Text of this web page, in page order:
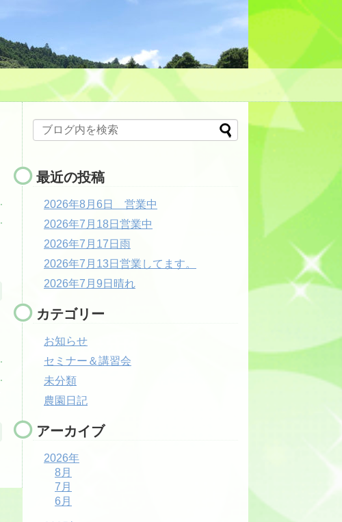
最近の投稿
2026年8月6日 営業中
2026年7月18日営業中
2026年7月17日雨
2026年7月13日営業してます。
2026年7月9日晴れ
カテゴリー
お知らせ
セミナー＆講習会
未分類
農園日記
アーカイブ
2026年
8月
7月
6月